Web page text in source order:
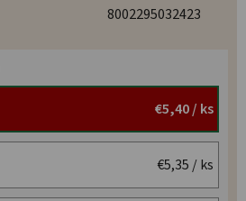
8002295032423
€5,40/ ks
€5,35 / ks